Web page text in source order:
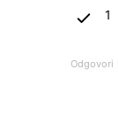
1
Odgovori